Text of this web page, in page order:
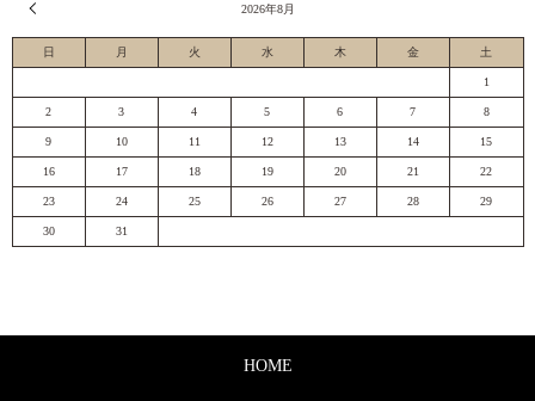
2026年8月
日 月 火 水 木 金 土
1
2 3 4 5 6 7 8
9 10 11 12 13 14 15
16 17 18 19 20 21 22
23 24 25 26 27 28 29
30 31
HOME